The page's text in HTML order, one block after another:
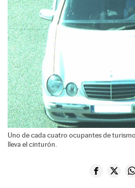
Uno de cada cuatro ocupantes de
lleva el cinturón.